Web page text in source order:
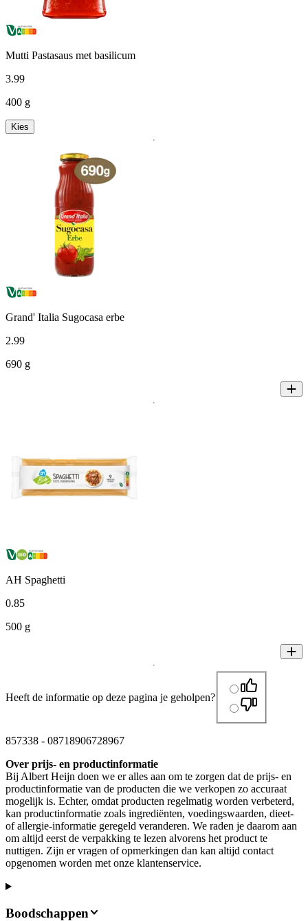
Mutti Pastasaus met basilicum
3.99
400 g
Kies
Grand' Italia Sugocasa erbe
2.99
690 g
AH Spaghetti
0.85
500 g
Heeft de informatie op deze pagina je geholpen?
857338 - 08718906728967
Over prijs- en productinformatie
Bij Albert Heijn doen we er alles aan om te zorgen dat de prijs- en
productinformatie van de producten die we verkopen zo accuraat
mogelijk is. Echter, omdat producten regelmatig worden verbeterd,
kan productinformatie zoals ingrediënten, voedingswaarden, dieet-
of allergie-informatie geregeld veranderen. We raden je daarom aan
om altijd eerst de verpakking te lezen alvorens het product te
nuttigen. Zijn er vragen of opmerkingen dan kan altijd contact
opgenomen worden met onze klantenservice.
Boodschappen